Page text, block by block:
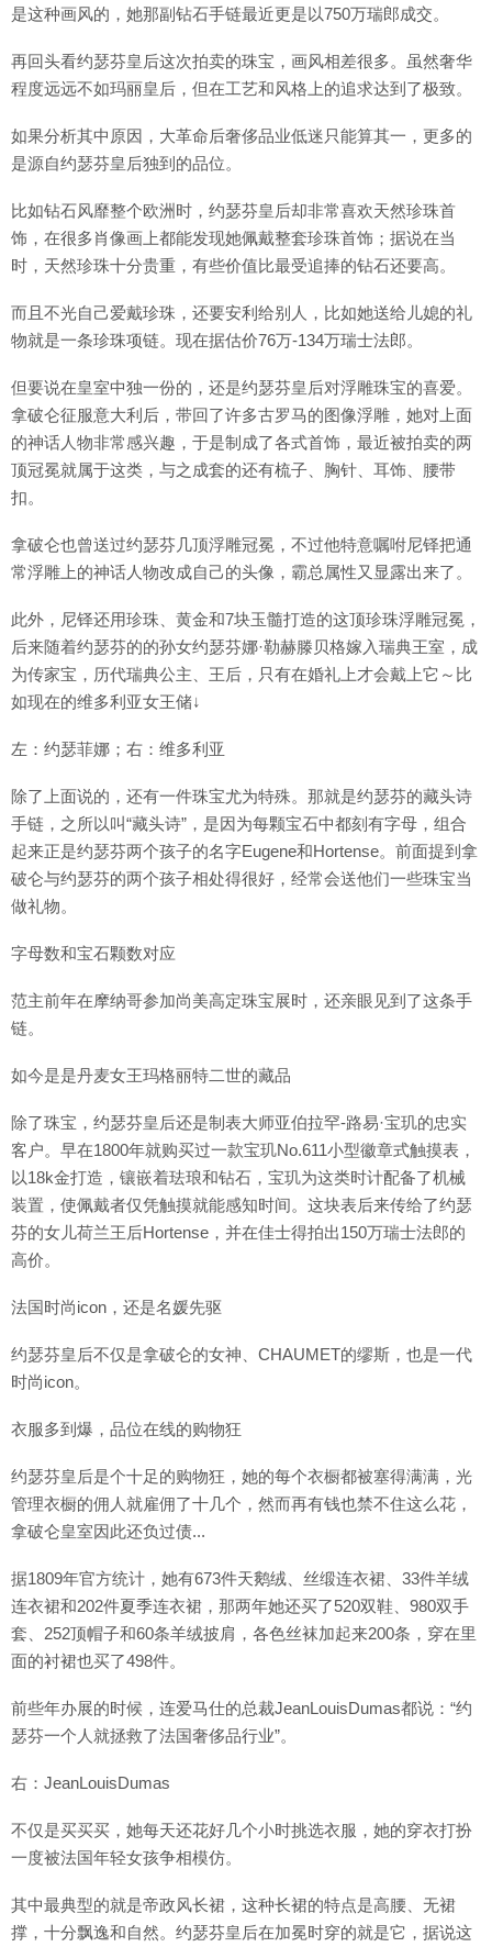
是这种画风的，她那副钻石手链最近更是以750万瑞郎成交。
再回头看约瑟芬皇后这次拍卖的珠宝，画风相差很多。虽然奢华
程度远远不如玛丽皇后，但在工艺和风格上的追求达到了极致。
如果分析其中原因，大革命后奢侈品业低迷只能算其一，更多的
是源自约瑟芬皇后独到的品位。
比如钻石风靡整个欧洲时，约瑟芬皇后却非常喜欢天然珍珠首
饰，在很多肖像画上都能发现她佩戴整套珍珠首饰；据说在当
时，天然珍珠十分贵重，有些价值比最受追捧的钻石还要高。
而且不光自己爱戴珍珠，还要安利给别人，比如她送给儿媳的礼
物就是一条珍珠项链。现在据估价76万-134万瑞士法郎。
但要说在皇室中独一份的，还是约瑟芬皇后对浮雕珠宝的喜爱。
拿破仑征服意大利后，带回了许多古罗马的图像浮雕，她对上面
的神话人物非常感兴趣，于是制成了各式首饰，最近被拍卖的两
顶冠冕就属于这类，与之成套的还有梳子、胸针、耳饰、腰带
扣。
拿破仑也曾送过约瑟芬几顶浮雕冠冕，不过他特意嘱咐尼铎把通
常浮雕上的神话人物改成自己的头像，霸总属性又显露出来了。
此外，尼铎还用珍珠、黄金和7块玉髓打造的这顶珍珠浮雕冠冕，
后来随着约瑟芬的的孙女约瑟芬娜·勒赫滕贝格嫁入瑞典王室，成
为传家宝，历代瑞典公主、王后，只有在婚礼上才会戴上它～比
如现在的维多利亚女王储↓
左：约瑟菲娜；右：维多利亚
除了上面说的，还有一件珠宝尤为特殊。那就是约瑟芬的藏头诗
手链，之所以叫“藏头诗”，是因为每颗宝石中都刻有字母，组合
起来正是约瑟芬两个孩子的名字Eugene和Hortense。前面提到拿
破仑与约瑟芬的两个孩子相处得很好，经常会送他们一些珠宝当
做礼物。
字母数和宝石颗数对应
范主前年在摩纳哥参加尚美高定珠宝展时，还亲眼见到了这条手
链。
如今是是丹麦女王玛格丽特二世的藏品
除了珠宝，约瑟芬皇后还是制表大师亚伯拉罕-路易·宝玑的忠实
客户。早在1800年就购买过一款宝玑No.611小型徽章式触摸表，
以18k金打造，镶嵌着珐琅和钻石，宝玑为这类时计配备了机械
装置，使佩戴者仅凭触摸就能感知时间。这块表后来传给了约瑟
芬的女儿荷兰王后Hortense，并在佳士得拍出150万瑞士法郎的
高价。
法国时尚icon，还是名媛先驱
约瑟芬皇后不仅是拿破仑的女神、CHAUMET的缪斯，也是一代
时尚icon。
衣服多到爆，品位在线的购物狂
约瑟芬皇后是个十足的购物狂，她的每个衣橱都被塞得满满，光
管理衣橱的佣人就雇佣了十几个，然而再有钱也禁不住这么花，
拿破仑皇室因此还负过债...
据1809年官方统计，她有673件天鹅绒、丝缎连衣裙、33件羊绒
连衣裙和202件夏季连衣裙，那两年她还买了520双鞋、980双手
套、252顶帽子和60条羊绒披肩，各色丝袜加起来200条，穿在里
面的衬裙也买了498件。
前些年办展的时候，连爱马仕的总裁JeanLouisDumas都说：“约
瑟芬一个人就拯救了法国奢侈品行业”。
右：JeanLouisDumas
不仅是买买买，她每天还花好几个小时挑选衣服，她的穿衣打扮
一度被法国年轻女孩争相模仿。
其中最典型的就是帝政风长裙，这种长裙的特点是高腰、无裙
撑，十分飘逸和自然。约瑟芬皇后在加冕时穿的就是它，据说这